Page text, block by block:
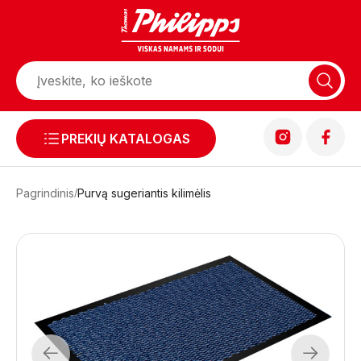
PREKIŲ KATALOGAS
Pagrindinis Purvą sugeriantis kilimėlis
Previous Next